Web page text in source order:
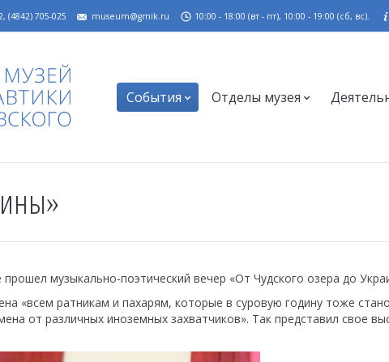
(4842) 705-025 museum@gmik.ru 10:00 - 18:00 (вт - пт), 10:00 - 19:00 (сб, вс).
События Отделы музея
музыкально-поэтический вечер «От Чудского озера до
«всем ратникам и пахарям, которые в суровую годину тоже
от различных иноземных захватчиков». Так представил свое